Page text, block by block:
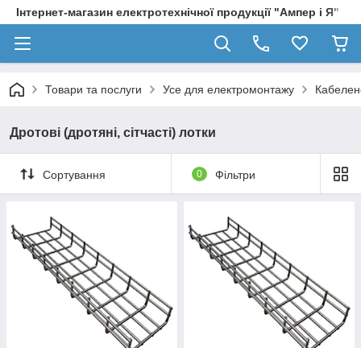
Інтернет-магазин електротехнічної продукції "Ампер і Я"
Товари та послуги Усе для електромонтажу
Дротові (дротяні, сітчасті) лотки
Сортування 0 Фільтри